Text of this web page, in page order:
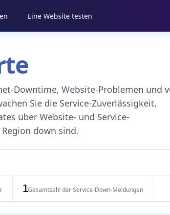
Eine Website testen
Downtime, Website-Problemen und
Sie die Service-Zuverlässigkeit,
über Website- und Service-
down sind.
1Gesamtzahl der Service-Down-Meldungen